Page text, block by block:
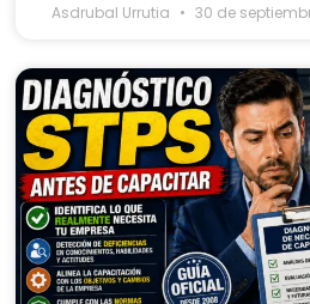
Asdrubal Urrutia 30 de